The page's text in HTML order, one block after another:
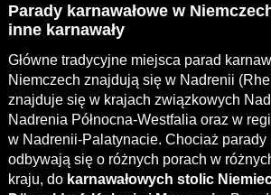
Parady karnawałowe w
inne karnawały
Główne tradycyjne miejsca parad
Niemczech znajdują się w Nadrenii
znajduje się w krajach związkowych
Nadrenia Północna-Westfalia oraz w
w Nadrenii-Palatynacie. Chociaż parady
odbywają się o różnych porach w
kraju, do karnawałowych stolic